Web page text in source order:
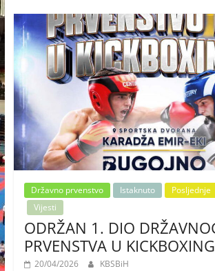
Državno prvenstvo Istaknuto Posljednje
Vijesti
ODRŽAN 1. DIO
PRVENSTVA U
20/04/2026 KBSBiH